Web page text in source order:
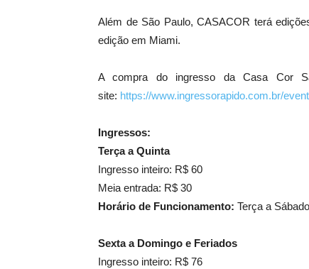
Além de São Paulo, CASACOR terá
edição em Miami.
A compra do ingresso da Casa Cor
site: https://www.ingressorapido.com.br/
Ingressos:
Terça a Quinta
Ingresso inteiro: R$ 60
Meia entrada: R$ 30
Horário de Funcionamento: Terça a
Sexta a Domingo e Feriados
Ingresso inteiro: R$ 76